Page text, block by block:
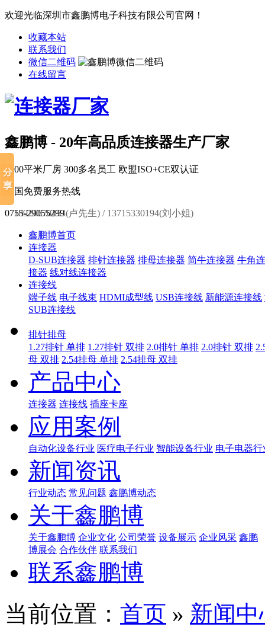
欢迎光临深圳市鑫鹏博电子科技有限公司官网！
收藏本站
联系我们
微信二维码
在线留言
鑫鹏博 - 20年高品质连接器生产厂家
6000平米厂房 300多名员工 欧盟ISO+CE双认证
全国免费服务热线
0755-29055299
18924670453(卢先生) / 13715330194(刘小姐)
鑫鹏博首页
连接器
D-SUB连接器 排针连接器 排母连接器 简牛连接器 牛角
接器 线对线连接器
连接线
端子线 电子线束 HDMI成型线 USB连接线 新能源连接线
SUB连接线
排针排母
1.27排针 单排 1.27排针 双排 2.0排针 单排 2.0排针 双排
母 双排 2.54排母 单排 2.54排母 双排
产品中心
连接器 连接线 插座卡座
应用案例
自动化设备行业 医疗电子行业 智能设备行业 电子电器行
新闻资讯
行业动态 常见问题 鑫鹏博动态
关于鑫鹏博
关于鑫鹏博 企业文化 公司荣誉 设备展示 企业风采 鑫鹏
博展会 合作伙伴 联系我们
联系鑫鹏博
当前位置： 首页 » 新闻中